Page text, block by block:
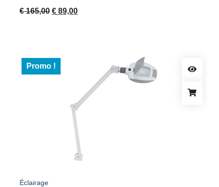
€165,00 Le
€ 165,00.
€ 89,00Le
Promo !
Éclairage